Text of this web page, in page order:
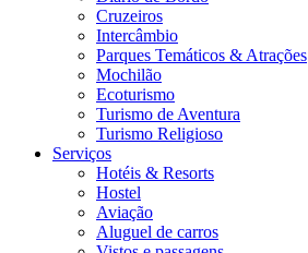
Cruzeiros
Intercâmbio
Parques Temáticos & Atrações
Mochilão
Ecoturismo
Turismo de Aventura
Turismo Religioso
Serviços
Hotéis & Resorts
Hostel
Aviação
Aluguel de carros